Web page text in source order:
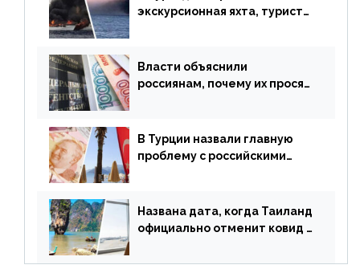
экскурсионная яхта, туристы
Власти объяснили
россиянам, почему их просят
В Турции назвали главную
проблему с российскими
Названа дата, когда Таиланд
официально отменит ковид и